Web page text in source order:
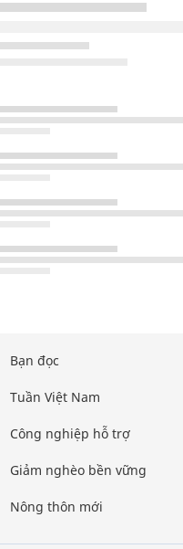
Bạn đọc
Tuần Việt Nam
Công nghiệp hỗ trợ
Giảm nghèo bền vững
Nông thôn mới